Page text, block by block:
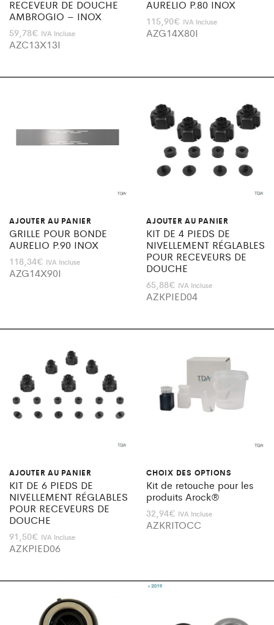
RECEVEUR DE DOUCHE
AMBROGIO – INOX
59,78€ IVA Incluse
AZC13X13I
AURELIO P.80 INOX
115,90€ IVA Incluse
AZG14X80I
AJOUTER AU PANIER
GRILLE POUR BONDE
AURELIO P.90 INOX
118,34€ IVA Incluse
AZG14X90I
AJOUTER AU PANIER
KIT DE 4 PIEDS DE
NIVELLEMENT RÉGLABLES
POUR RECEVEURS DE
DOUCHE
65,88€ IVA Incluse
AZKPIED04
AJOUTER AU PANIER
KIT DE 6 PIEDS DE
NIVELLEMENT RÉGLABLES
POUR RECEVEURS DE
DOUCHE
91,50€ IVA Incluse
AZKPIED06
CHOIX DES OPTIONS
Kit de retouche pour les
produits Arock®
32,94€ IVA Incluse
AZKRITOCC